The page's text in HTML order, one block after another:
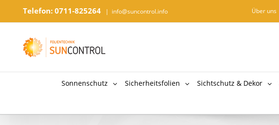
Telefon: 0711-825264 | info@suncontrol.info Über uns
Sonnenschutz Sicherheitsfolien Sichtschutz & Dekor